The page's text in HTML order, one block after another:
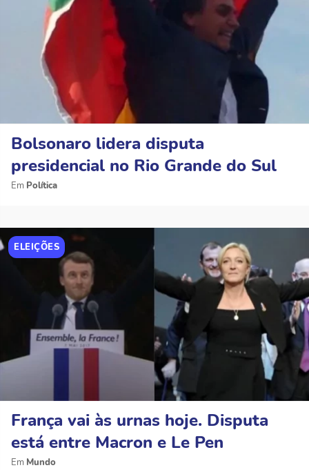
Bolsonaro lidera disputa
presidencial no Rio Grande do Sul
Política
ELEIÇÕES
França vai às urnas hoje. Disputa
está entre Macron e Le Pen
Mundo